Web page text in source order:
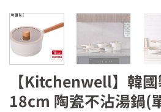
【Kitchenwell】韓
18cm 陶瓷不沾湯鍋(